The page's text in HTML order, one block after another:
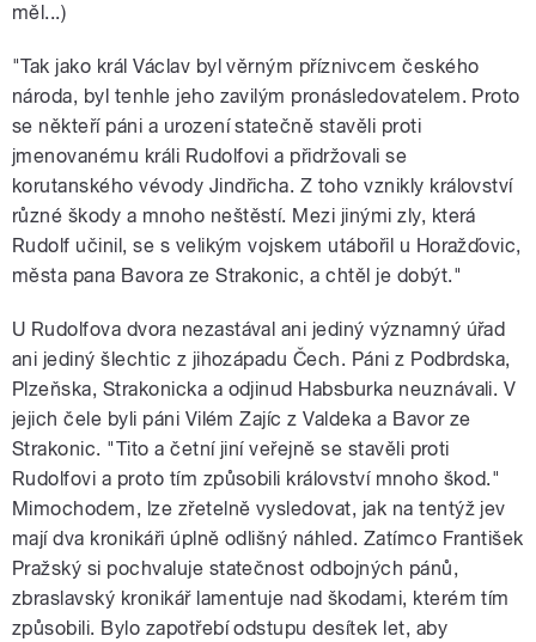
měl...)
"Tak jako král Václav byl věrným příznivcem českého
národa, byl tenhle jeho zavilým pronásledovatelem. Proto
se někteří páni a urození statečně stavěli proti
jmenovanému králi Rudolfovi a přidržovali se
korutanského vévody Jindřicha. Z toho vznikly království
různé škody a mnoho neštěstí. Mezi jinými zly, která
Rudolf učinil, se s velikým vojskem utábořil u Horažďovic,
města pana Bavora ze Strakonic, a chtěl je dobýt."
U Rudolfova dvora nezastával ani jediný významný úřad
ani jediný šlechtic z jihozápadu Čech. Páni z Podbrdska,
Plzeňska, Strakonicka a odjinud Habsburka neuznávali. V
jejich čele byli páni Vilém Zajíc z Valdeka a Bavor ze
Strakonic. "Tito a četní jiní veřejně se stavěli proti
Rudolfovi a proto tím způsobili království mnoho škod."
Mimochodem, lze zřetelně vysledovat, jak na tentýž jev
mají dva kronikáři úplně odlišný náhled. Zatímco František
Pražský si pochvaluje statečnost odbojných pánů,
zbraslavský kronikář lamentuje nad škodami, kterém tím
způsobili. Bylo zapotřebí odstupu desítek let, aby